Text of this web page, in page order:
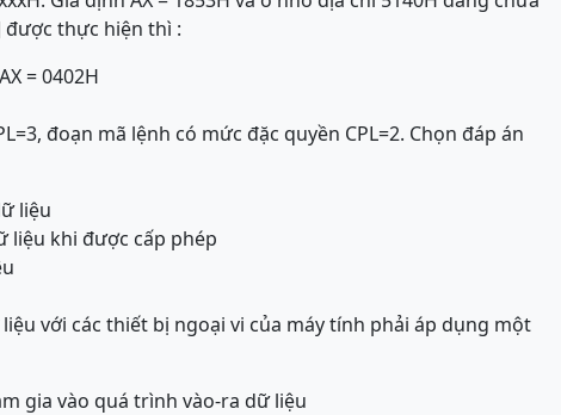
được thực hiện thì :
= 0402H
đoạn mã lệnh có mức đặc quyền CPL=2. Chọn đáp án
liệu
liệu khi được cấp phép
với các thiết bị ngoại vi của máy tính phải áp dụng một
gia vào quá trình vào-ra dữ liệu